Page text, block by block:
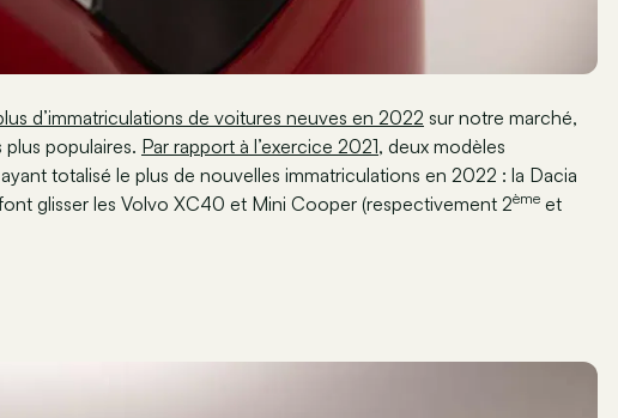
d’immatriculations de voitures neuves en 2022 sur notre marché,
populaires. Par rapport à l’exercice 2021, deux modèles
totalisé le plus de nouvelles immatriculations en 2022 : la Dacia
glisser les Volvo XC40 et Mini Cooper (respectivement 2ème et